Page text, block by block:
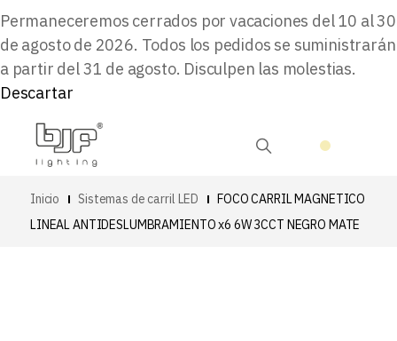
Permaneceremos cerrados por vacaciones del 10 al 30
de agosto de 2026. Todos los pedidos se suministrarán
a partir del 31 de agosto. Disculpen las molestias.
Descartar
Inicio Sistemas de carril LED
FOCO CARRIL MAGNETICO
LINEAL ANTIDESLUMBRAMIENTO x6 6W 3CCT NEGRO MATE